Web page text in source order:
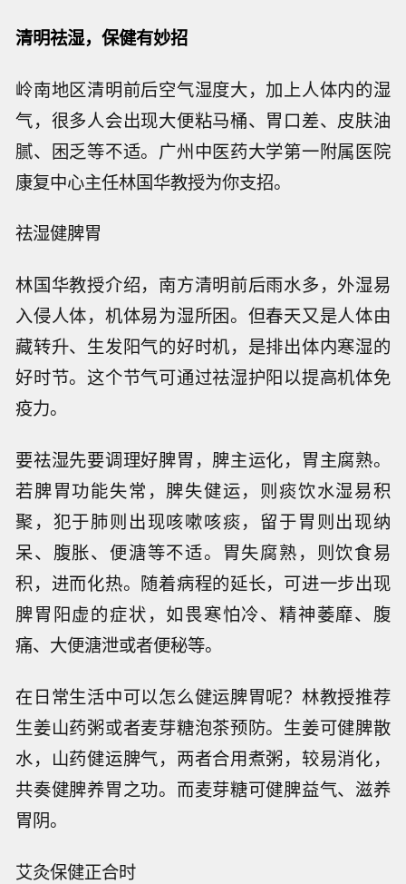
清明祛湿，保健有妙招
岭南地区清明前后空气湿度大，加上人体内的湿
气，很多人会出现大便粘马桶、胃口差、皮肤油
腻、困乏等不适。广州中医药大学第一附属医院
康复中心主任林国华教授为你支招。
祛湿健脾胃
林国华教授介绍，南方清明前后雨水多，外湿易
入侵人体，机体易为湿所困。但春天又是人体由
藏转升、生发阳气的好时机，是排出体内寒湿的
好时节。这个节气可通过祛湿护阳以提高机体免
疫力。
要祛湿先要调理好脾胃，脾主运化，胃主腐熟。
若脾胃功能失常，脾失健运，则痰饮水湿易积
聚，犯于肺则出现咳嗽咳痰，留于胃则出现纳
呆、腹胀、便溏等不适。胃失腐熟，则饮食易
积，进而化热。随着病程的延长，可进一步出现
脾胃阳虚的症状，如畏寒怕冷、精神萎靡、腹
痛、大便溏泄或者便秘等。
在日常生活中可以怎么健运脾胃呢？林教授推荐
生姜山药粥或者麦芽糖泡茶预防。生姜可健脾散
水，山药健运脾气，两者合用煮粥，较易消化，
共奏健脾养胃之功。而麦芽糖可健脾益气、滋养
胃阴。
艾灸保健正合时